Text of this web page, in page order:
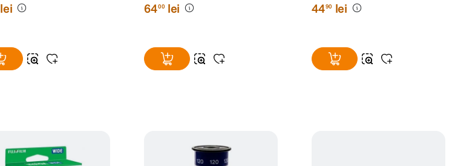
lei 6400 lei 4490 lei